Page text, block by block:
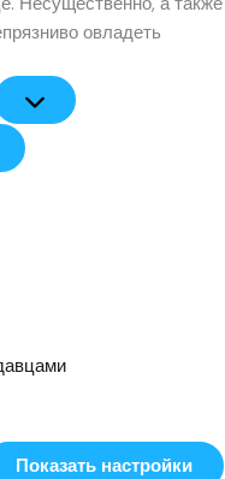
овладеть
Показать настройки